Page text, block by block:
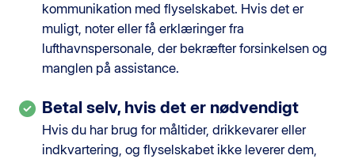
kommunikation med flyselskabet. Hvis det er
muligt, noter eller få erklæringer fra
lufthavnspersonale, der bekræfter forsinkelsen og
manglen på assistance.
Betal selv, hvis det er nødvendigt
Hvis du har brug for måltider, drikkevarer eller
indkvartering, og flyselskabet ikke leverer dem,